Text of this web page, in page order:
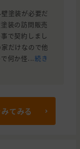
塗装が必要だ
装の訪問販売
で契約しまし
だけなので他
何か怪...続き
てみる